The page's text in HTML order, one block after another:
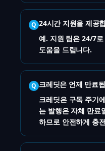
Q 24시간 지원을 제공
예. 지원 팀은 24/7
도움을 드립니다.
Q 크레딧은 언제 만료
크레딧은 구독 주기
는 발행은 자체 만료
하므로 안전하게 충